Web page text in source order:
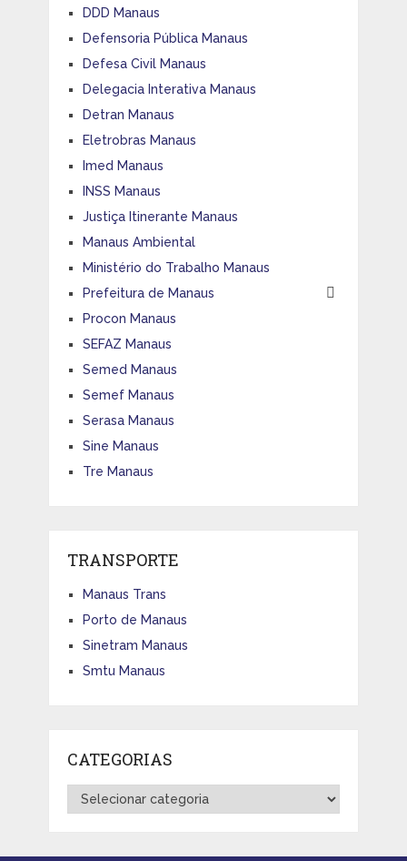
DDD Manaus
Defensoria Pública Manaus
Defesa Civil Manaus
Delegacia Interativa Manaus
Detran Manaus
Eletrobras Manaus
Imed Manaus
INSS Manaus
Justiça Itinerante Manaus
Manaus Ambiental
Ministério do Trabalho Manaus
Prefeitura de Manaus
Procon Manaus
SEFAZ Manaus
Semed Manaus
Semef Manaus
Serasa Manaus
Sine Manaus
Tre Manaus
TRANSPORTE
Manaus Trans
Porto de Manaus
Sinetram Manaus
Smtu Manaus
CATEGORIAS
Categorias